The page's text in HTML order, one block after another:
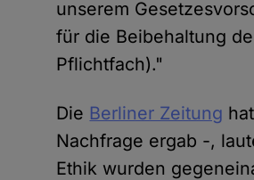
unserem
für die Beibehaltung
Pflichtfach)."
Die Berliner Zeitung
Nachfrage ergab -,
Ethik wurden